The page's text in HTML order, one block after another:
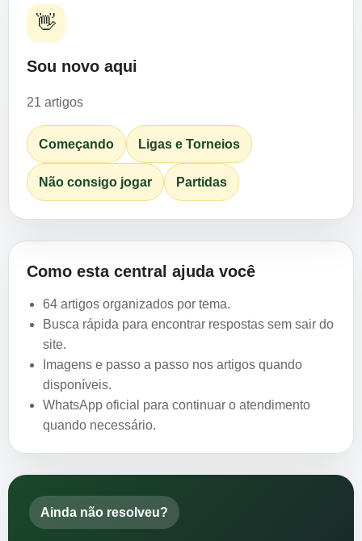
👋
Sou novo aqui
21 artigos
Começando Ligas e Torneios
Não consigo jogar Partidas
Como esta central ajuda você
64 artigos organizados por tema.
Busca rápida para encontrar respostas sem sair do
site.
Imagens e passo a passo nos artigos quando
disponíveis.
WhatsApp oficial para continuar o atendimento
quando necessário.
Ainda não resolveu?